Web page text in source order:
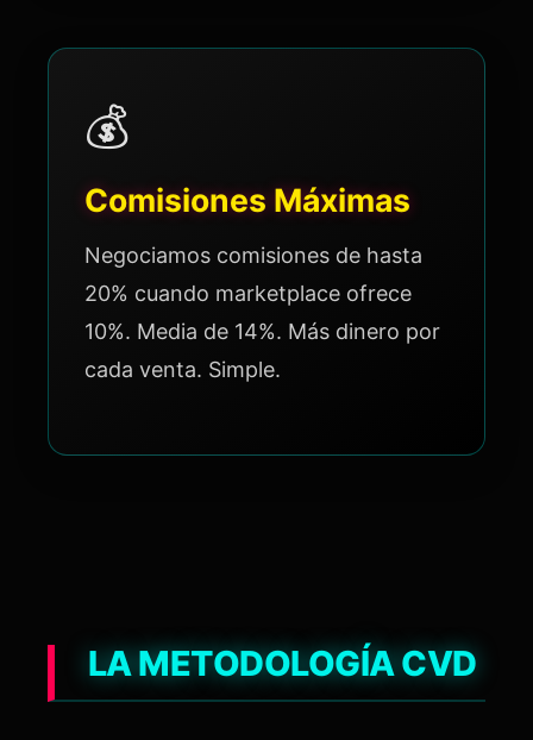
💰
Comisiones Máximas
Negociamos comisiones de hasta
20% cuando marketplace ofrece
10%. Media de 14%. Más dinero por
cada venta. Simple.
LA METODOLOGÍA CVD